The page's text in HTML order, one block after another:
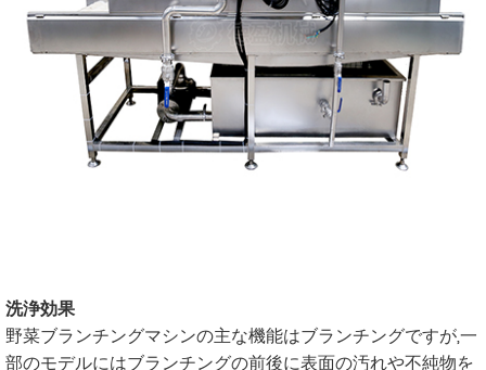
洗浄効果
野菜ブランチングマシンの主な機能はブランチングですが,一
部のモデルにはブランチングの前後に表面の汚れや不純物を